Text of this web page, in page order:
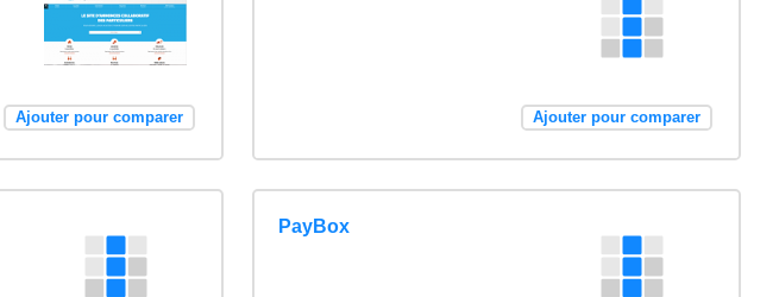
Ajouter pour comparer Ajouter pour comparer
PayBox